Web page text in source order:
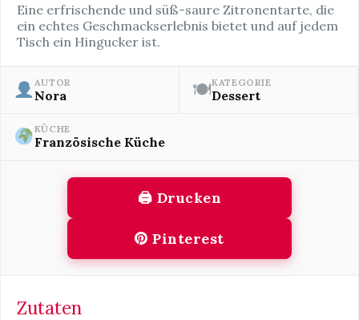
Eine erfrischende und süß-saure Zitronentarte, die
ein echtes Geschmackserlebnis bietet und auf jedem
Tisch ein Hingucker ist.
AUTOR
Nora 🍽KATEGORIE
Dessert
KÜCHE
Französische Küche
🖨 Drucken
Pinterest
Zutaten